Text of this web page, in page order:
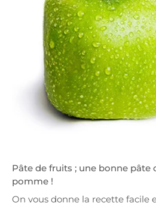
Pâte de fruits ; une bonne pâte
pomme !
On vous donne la recette facile